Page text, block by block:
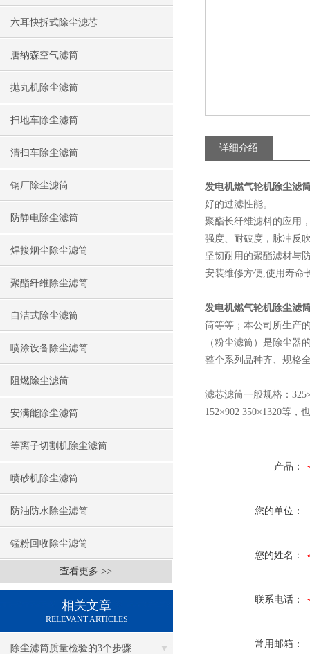
六耳快拆式除尘滤芯
唐纳森空气滤筒
抛丸机除尘滤筒
扫地车除尘滤筒
清扫车除尘滤筒
钢厂除尘滤筒
防静电除尘滤筒
焊接烟尘除尘滤筒
聚酯纤维除尘滤筒
自洁式除尘滤筒
喷涂设备除尘滤筒
阻燃除尘滤筒
安满能除尘滤筒
等离子切割机除尘滤筒
喷砂机除尘滤筒
防油防水除尘滤筒
锰粉回收除尘滤筒
查看更多 >>
相关文章
RELEVANT ARTICLES
除尘滤筒质量检验的3个步骤
详细介绍
发电机燃气轮机除尘滤
好的过滤性能。
聚酯长纤维滤料的应用
强度、耐破度，脉冲反
坚韧耐用的聚酯滤材与
安装维修方便,使用寿命
发电机燃气轮机除尘滤
筒等等；本公司所生产
（粉尘滤筒）是除尘器
整个系列品种齐、规格
滤芯滤筒一般规格：
152×902 350×1320等，
产品：
您的单位：
您的姓名：
联系电话：
常用邮箱：